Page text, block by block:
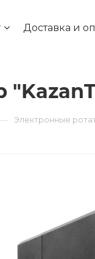
Доставка и
Электронные